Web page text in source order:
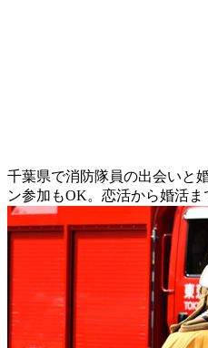
千葉県で消防隊員の出会いと
ン参加もOK。恋活から婚活ま